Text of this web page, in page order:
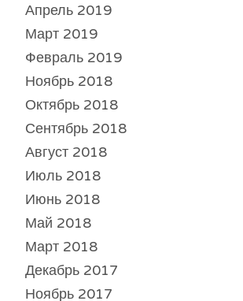
Апрель 2019
Март 2019
Февраль 2019
Ноябрь 2018
Октябрь 2018
Сентябрь 2018
Август 2018
Июль 2018
Июнь 2018
Май 2018
Март 2018
Декабрь 2017
Ноябрь 2017